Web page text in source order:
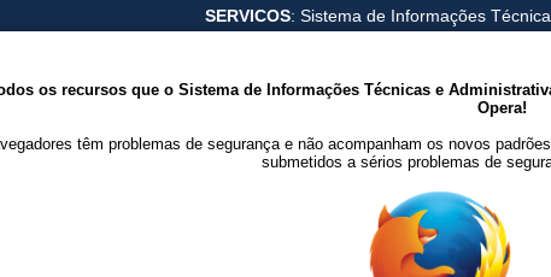
SERVICOS: Sistema de Informações
os recursos que o Sistema de Informações Técnicas e
Opera!
têm problemas de segurança e não acompanham os novos
submetidos a sérios problemas de